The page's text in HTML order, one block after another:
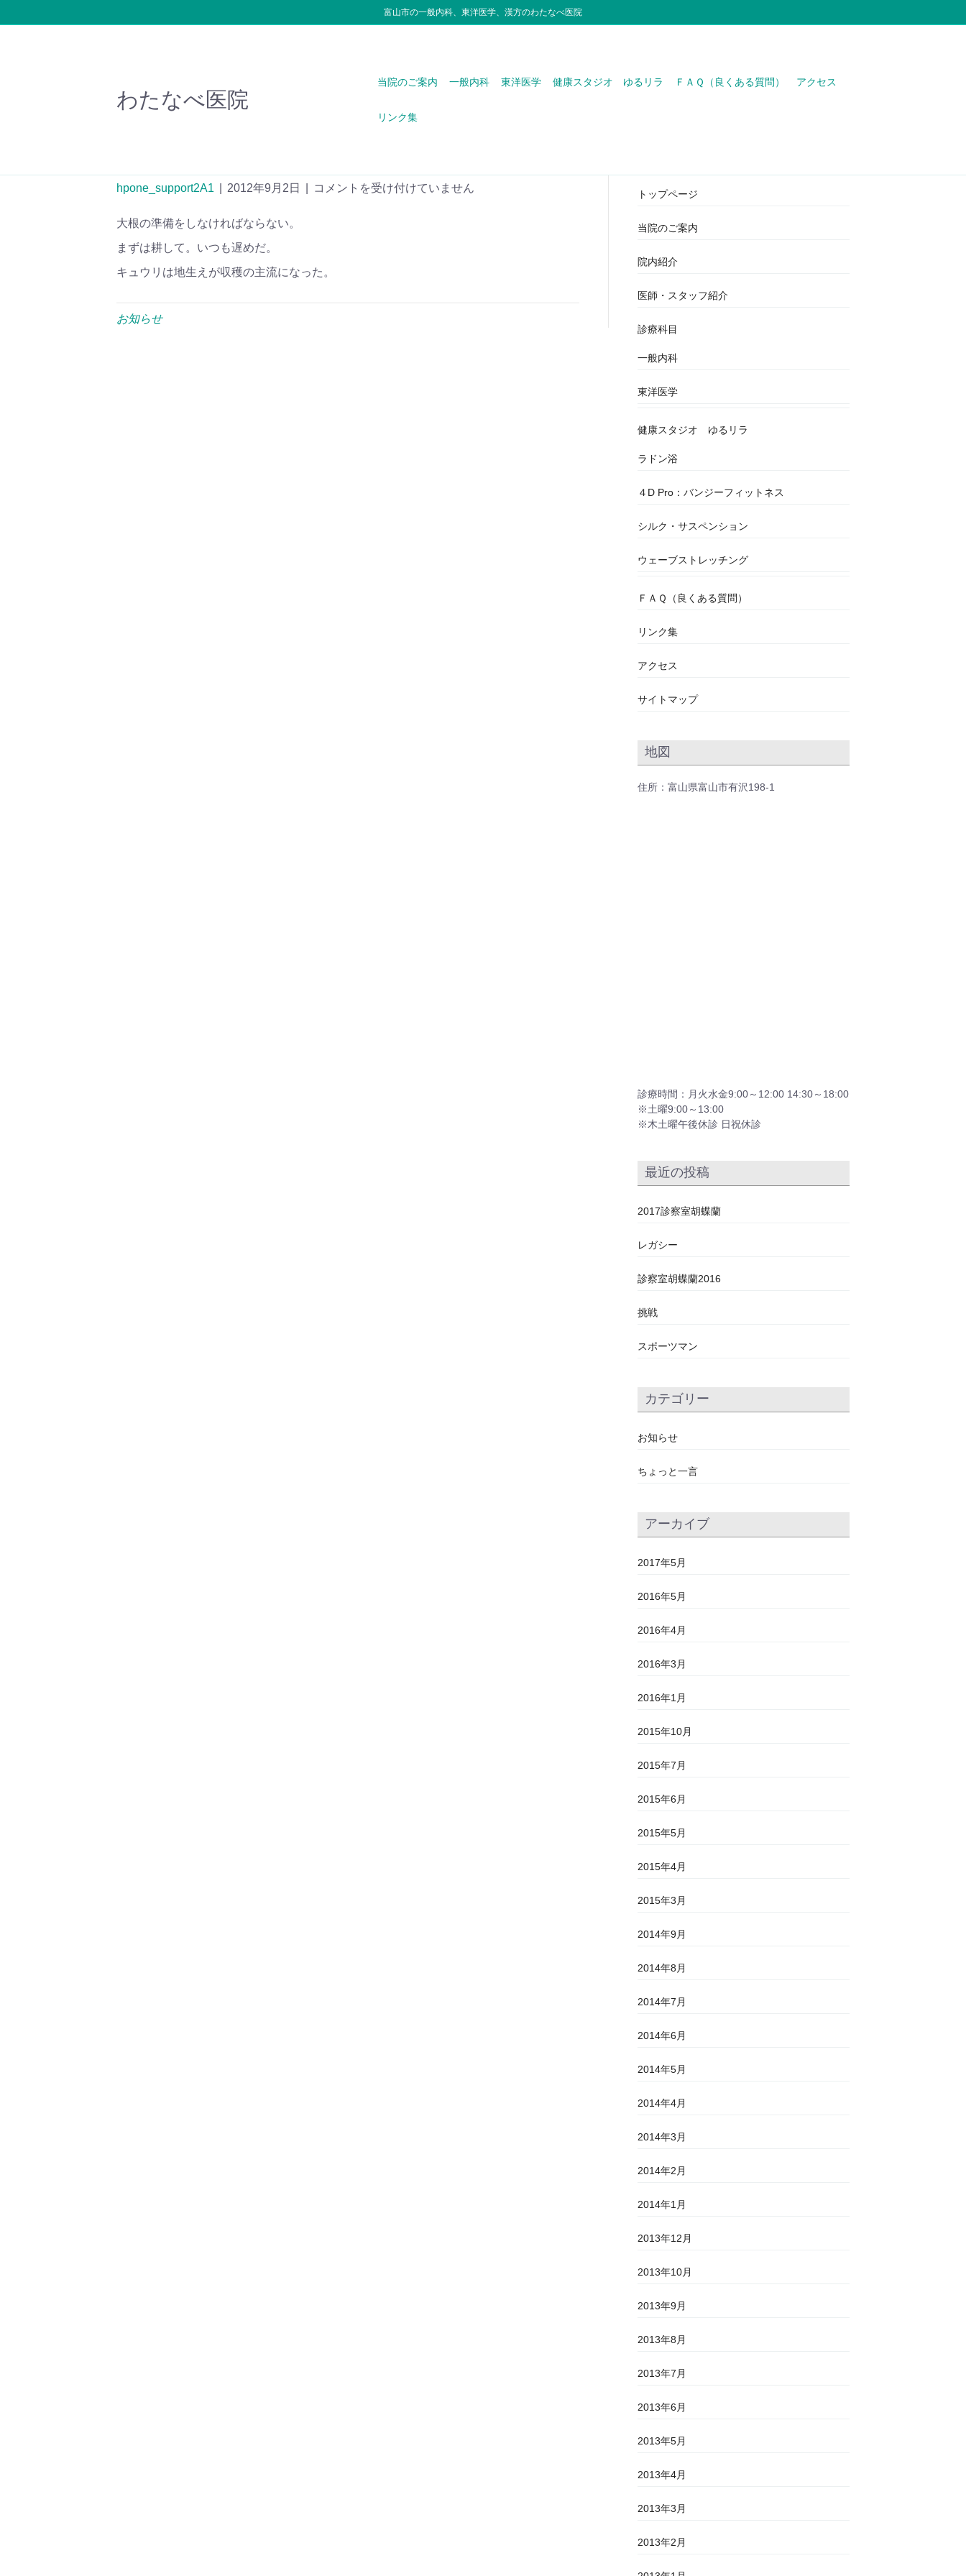
富山市の一般内科、東洋医学、漢方のわたなべ医院
わたなべ医院
当院のご案内 一般内科 東洋医学 健康スタジオ ゆるリラ ＦＡＱ（良くある質問） アクセス
リンク集
hpone_support2A1 2012年9月2日 コメントを受け付けていません
大根の準備をしなければならない。
まずは耕して。いつも遅めだ。
キュウリは地生えが収穫の主流になった。
お知らせ
トップページ
当院のご案内
院内紹介
医師・スタッフ紹介
診療科目
一般内科
東洋医学
健康スタジオ ゆるリラ
ラドン浴
４D Pro：バンジーフィットネス
シルク・サスペンション
ウェーブストレッチング
ＦＡＱ（良くある質問）
リンク集
アクセス
サイトマップ
地図
住所：富山県富山市有沢198-1
診療時間：月火水金9:00～12:00 14:30～18:00
※土曜9:00～13:00
※木土曜午後休診 日祝休診
最近の投稿
2017診察室胡蝶蘭
レガシー
診察室胡蝶蘭2016
挑戦
スポーツマン
カテゴリー
お知らせ
ちょっと一言
アーカイブ
2017年5月
2016年5月
2016年4月
2016年3月
2016年1月
2015年10月
2015年7月
2015年6月
2015年5月
2015年4月
2015年3月
2014年9月
2014年8月
2014年7月
2014年6月
2014年5月
2014年4月
2014年3月
2014年2月
2014年1月
2013年12月
2013年10月
2013年9月
2013年8月
2013年7月
2013年6月
2013年5月
2013年4月
2013年3月
2013年2月